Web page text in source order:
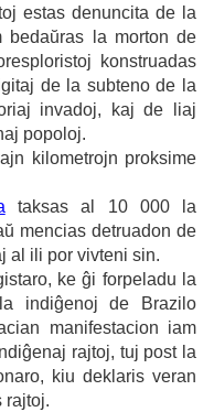
estas denuncita de la
bedaŭras la morton de
konstruadas
de la subteno de la
invadoj, kaj de liaj
popoloj.
kilometrojn proksime
taksas al 10 000 la
mencias detruadon de
al ili por vivteni sin.
ke ĝi forpeladu la
indiĝenoj de Brazilo
manifestacion iam
rajtoj, tuj post la
kiu deklaris veran
rajtoj.